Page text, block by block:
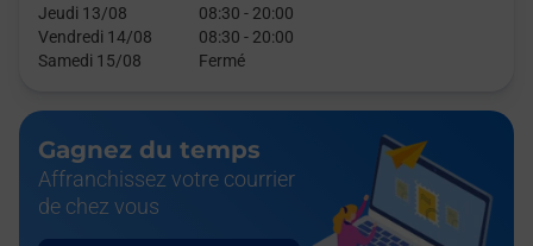
Jeudi 13/08
08:30 - 20:00
Vendredi 14/08
08:30 - 20:00
Samedi 15/08
Fermé
Gagnez du temps
Affranchissez votre courrier
de chez vous